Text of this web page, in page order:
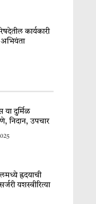
कार्यकारी
या दुर्मिळ
निदान, उपचार
ह्रदयाची
यशस्वीरित्या